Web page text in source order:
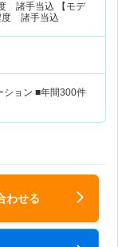
諸手当込 【モデ
度 諸手当込
ション ■年間300件
わせる